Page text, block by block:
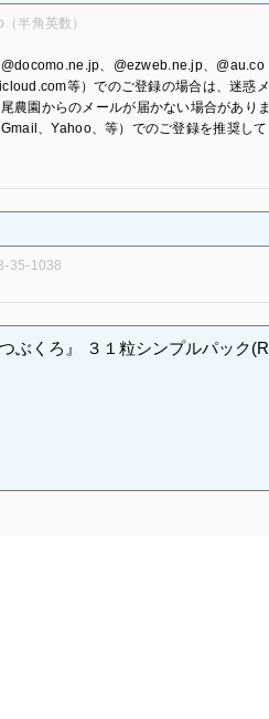
半角英数）
、@ezweb.ne.jp、@au.co
等）でのご登録の場合は、迷惑メ
農園からのメールが届かない場合がありま
、Yahoo、等）でのご登録を推奨して
35-1038